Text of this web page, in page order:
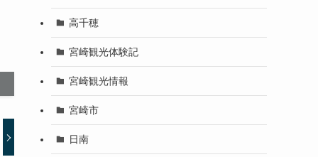
高千穂
宮崎観光体験記
宮崎観光情報
宮崎市
日南